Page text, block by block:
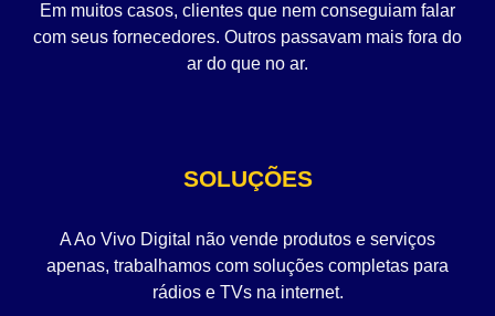
Em muitos casos, clientes que nem conseguiam falar
com seus fornecedores. Outros passavam mais fora do
ar do que no ar.
SOLUÇÕES
A Ao Vivo Digital não vende produtos e serviços
apenas, trabalhamos com soluções completas para
rádios e TVs na internet.